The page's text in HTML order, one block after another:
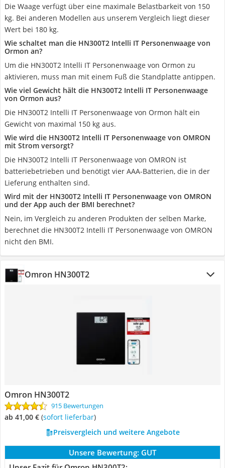
Die Waage verfügt über eine maximale Belastbarkeit von 150
kg. Bei anderen Modellen aus unserem Vergleich liegt dieser
Wert bei 180 kg.
Wie schaltet man die HN300T2 Intelli IT Personenwaage von
Ormon an?
Um die HN300T2 Intelli IT Personenwaage von Ormon zu
aktivieren, muss man mit einem Fuß die Standplatte antippen.
Wie viel Gewicht hält die HN300T2 Intelli IT Personenwaage
von Ormon aus?
Die HN300T2 Intelli IT Personenwaage von Ormon hält ein
Gewicht von maximal 150 kg aus.
Wie wird die HN300T2 Intelli IT Personenwaage von OMRON
mit Strom versorgt?
Die HN300T2 Intelli IT Personenwaage von OMRON ist
batteriebetrieben und benötigt vier AAA-Batterien, die in der
Lieferung enthalten sind.
Wird mit der HN300T2 Intelli IT Personenwaage von OMRON
und der App auch der BMI berechnet?
Nein, im Vergleich zu anderen Produkten der selben Marke,
berechnet die HN300T2 Intelli IT Personenwaage von OMRON
nicht den BMI.
Omron HN300T2
Omron HN300T2
915 Bewertungen
ab 41,00 € ( Sofort lieferbar)
Preisvergleich und weitere Angebote
Unsere Bewertung: GUT